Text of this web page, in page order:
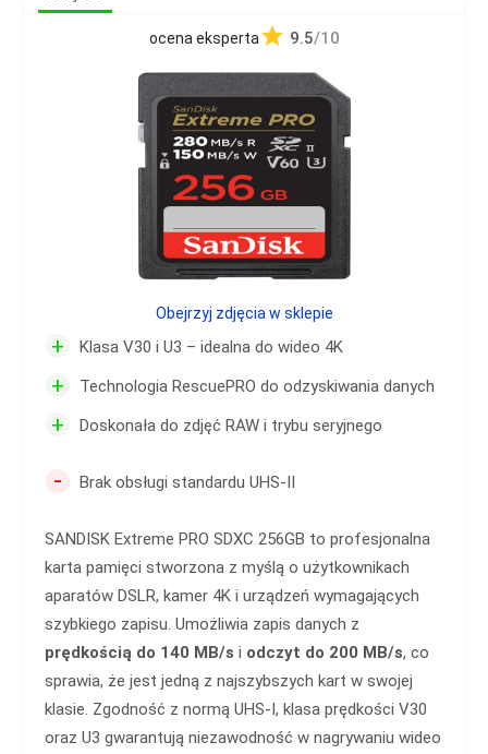
ocena eksperta 9.5/10
+ Klasa V30 i U3 – idealna do wideo 4K
+ Technologia RescuePRO do odzyskiwania danych
+ Doskonała do zdjęć RAW i trybu seryjnego
- Brak obsługi standardu UHS-II
SANDISK Extreme PRO SDXC 256GB to profesjonalna
karta pamięci stworzona z myślą o użytkownikach
aparatów DSLR, kamer 4K i urządzeń wymagających
szybkiego zapisu. Umożliwia zapis danych z
prędkością do 140 MB/s i odczyt do 200 MB/s, co
sprawia, że jest jedną z najszybszych kart w swojej
klasie. Zgodność z normą UHS-I, klasa prędkości V30
oraz U3 gwarantują niezawodność w nagrywaniu wideo
Obejrzyj zdjęcia w sklepie